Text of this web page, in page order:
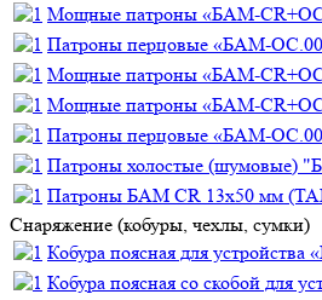
Мощные патроны «БАМ-
Патроны перцовые «БАМ-
Мощные патроны «БАМ-
Мощные патроны «БАМ-
Патроны перцовые «БАМ-
Патроны холостые (шумовые)
Патроны БАМ CR 13х50 мм
Снаряжение (кобуры, чехлы, сумки)
Кобура поясная для
Кобура поясная со скобой для